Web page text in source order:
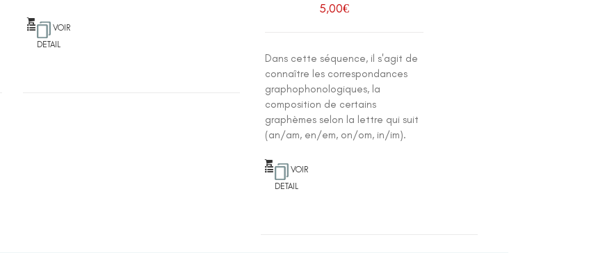
VOIR
DETAIL
5,00€
Dans cette séquence, il s'agit de
connaître les correspondances
graphophonologiques, la
composition de certains
graphèmes selon la lettre qui suit
(an/am, en/em, on/om, in/im).
VOIR
DETAIL